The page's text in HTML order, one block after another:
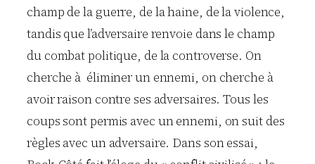
champ de la guerre, de la haine, de la violence,
tandis que l’adversaire renvoie dans le champ
du combat politique, de la controverse. On
cherche à éliminer un ennemi, on cherche à
avoir raison contre ses adversaires. Tous les
coups sont permis avec un ennemi, on suit des
règles avec un adversaire. Dans son essai,